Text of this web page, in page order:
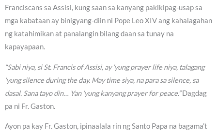
Franciscans sa Assisi, kung saan sa kanyang pakikipag-usap sa
mga kabataan ay binigyang-diin ni Pope Leo XIV ang kahalagahan
ng katahimikan at panalangin bilang daan sa tunay na
kapayapaan.
“Sabi niya, si St. Francis of Assisi, ay ‘yung prayer life niya, talagang
‘yung silence during the day. May time siya, na para sa silence, sa
dasal. Sana tayo din… Yan ‘yung kanyang prayer for peace.”Dagdag
pa ni Fr. Gaston.
Ayon pa kay Fr. Gaston, ipinaalala rin ng Santo Papa na bagama’t